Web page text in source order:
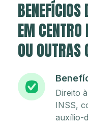
EM
OU
Direito
INSS,
auxílio-